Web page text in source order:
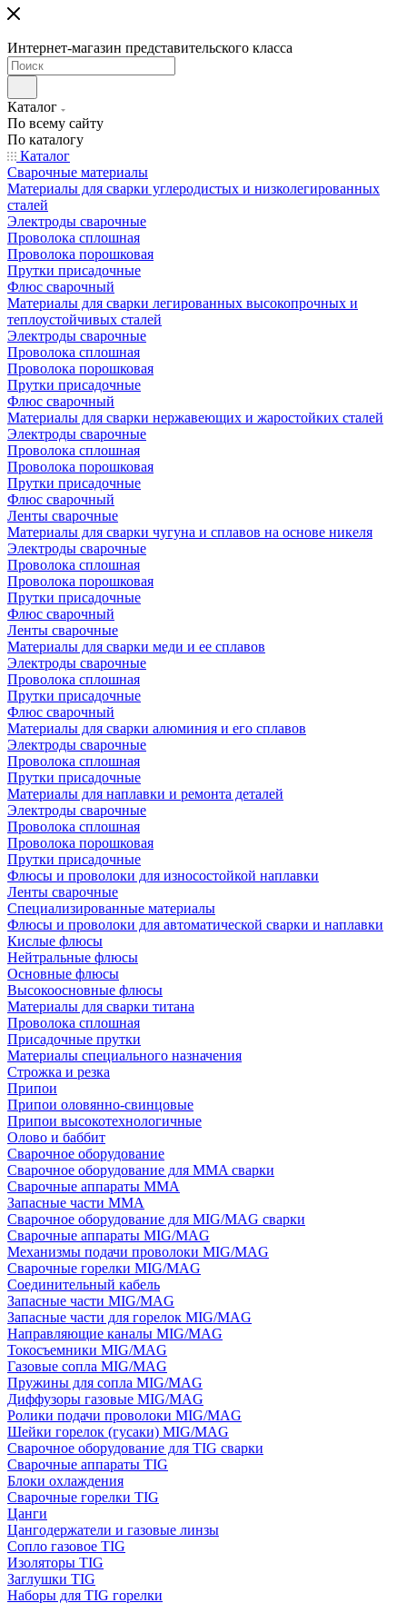
Интернет-магазин представительского класса
Каталог
По всему сайту
По каталогу
Каталог
Сварочные материалы
Материалы для сварки углеродистых и низколегированных
сталей
Электроды сварочные
Проволока сплошная
Проволока порошковая
Прутки присадочные
Флюс сварочный
Материалы для сварки легированных высокопрочных и
теплоустойчивых сталей
Электроды сварочные
Проволока сплошная
Проволока порошковая
Прутки присадочные
Флюс сварочный
Материалы для сварки нержавеющих и жаростойких сталей
Электроды сварочные
Проволока сплошная
Проволока порошковая
Прутки присадочные
Флюс сварочный
Ленты сварочные
Материалы для сварки чугуна и сплавов на основе никеля
Электроды сварочные
Проволока сплошная
Проволока порошковая
Прутки присадочные
Флюс сварочный
Ленты сварочные
Материалы для сварки меди и ее сплавов
Электроды сварочные
Проволока сплошная
Прутки присадочные
Флюс сварочный
Материалы для сварки алюминия и его сплавов
Электроды сварочные
Проволока сплошная
Прутки присадочные
Материалы для наплавки и ремонта деталей
Электроды сварочные
Проволока сплошная
Проволока порошковая
Прутки присадочные
Флюсы и проволоки для износостойкой наплавки
Ленты сварочные
Специализированные материалы
Флюсы и проволоки для автоматической сварки и наплавки
Кислые флюсы
Нейтральные флюсы
Основные флюсы
Высокоосновные флюсы
Материалы для сварки титана
Проволока сплошная
Присадочные прутки
Материалы специального назначения
Строжка и резка
Припои
Припои оловянно-свинцовые
Припои высокотехнологичные
Олово и баббит
Сварочное оборудование
Сварочное оборудование для MMA сварки
Сварочные аппараты MMA
Запасные части MMA
Сварочное оборудование для MIG/MAG сварки
Сварочные аппараты MIG/MAG
Механизмы подачи проволоки MIG/MAG
Сварочные горелки MIG/MAG
Соединительный кабель
Запасные части MIG/MAG
Запасные части для горелок MIG/MAG
Направляющие каналы MIG/MAG
Токосъемники MIG/MAG
Газовые сопла MIG/MAG
Пружины для сопла MIG/MAG
Диффузоры газовые MIG/MAG
Ролики подачи проволоки MIG/MAG
Шейки горелок (гусаки) MIG/MAG
Сварочное оборудование для TIG сварки
Сварочные аппараты TIG
Блоки охлаждения
Сварочные горелки TIG
Цанги
Цангодержатели и газовые линзы
Сопло газовое TIG
Изоляторы TIG
Заглушки TIG
Наборы для TIG горелки